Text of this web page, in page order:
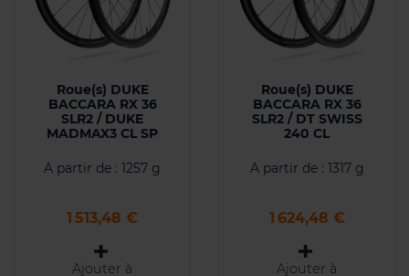
Roue(s) DUKE
BACCARA RX 36
SLR2 / DUKE
MADMAX3 CL SP
A partir de : 1257 g
Prix
1 513,48 €
Ajouter à
Roue(s) DUKE
BACCARA RX 36
SLR2 / DT SWISS
240 CL
A partir de : 1317 g
Prix
1 624,48 €
Ajouter à